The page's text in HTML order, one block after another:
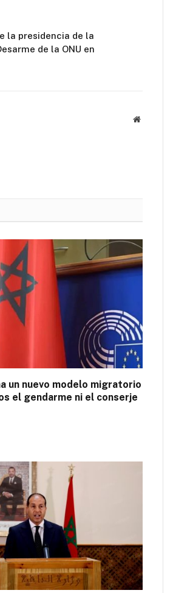
la presidencia de la
de la ONU en
Website
un nuevo modelo migratorio
el gendarme ni el conserje